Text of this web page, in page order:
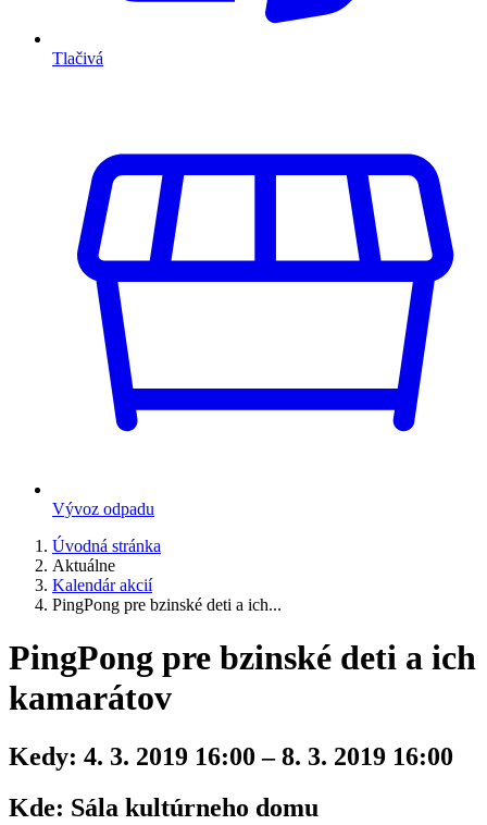
Tlačivá
Vývoz odpadu
Úvodná stránka
Aktuálne
Kalendár akcií
PingPong pre bzinské deti a ich...
PingPong pre bzinské deti a ich
kamarátov
Kedy: 4. 3. 2019 16:00 – 8. 3. 2019 16:00
Kde: Sála kultúrneho domu